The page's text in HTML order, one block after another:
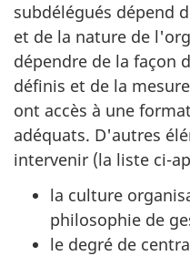
subdélégués dépend
et de la nature de
dépendre de la façon
définis et de la
ont accès à une
adéquats. D'autres
intervenir (la liste ci-
la culture
philosophie de
le degré de